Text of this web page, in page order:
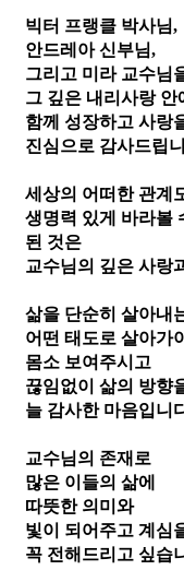
빅터 프랭클 박사님,
안드레아 신부님,
그리고 미라 교수님
그 깊은 내리사랑 안
함께 성장하고 사랑
진심으로 감사드립
세상의 어떠한 관계
생명력 있게 바라볼
된 것은
교수님의 깊은 사랑
삶을 단순히 살아내
어떤 태도로 살아가
몸소 보여주시고
끊임없이 삶의 방향
늘 감사한 마음입니
교수님의 존재로
많은 이들의 삶에
따뜻한 의미와
빛이 되어주고 계심
꼭 전해드리고 싶습